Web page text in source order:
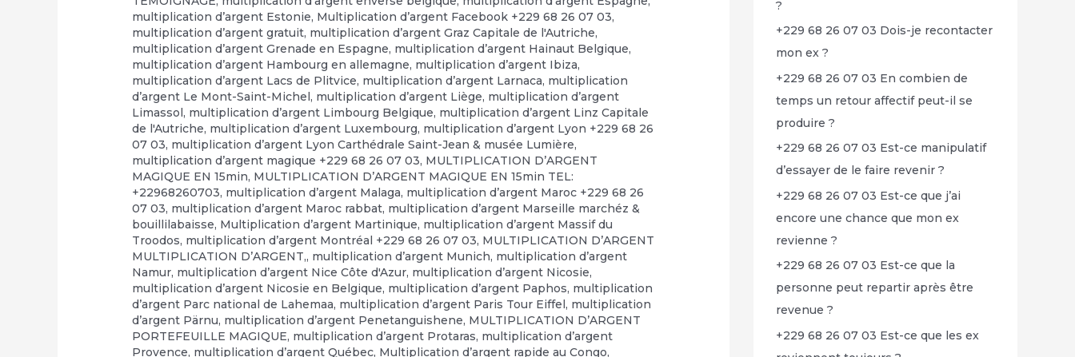
multiplication d’argent Estonie, Multiplication d’argent Facebook +229 68 26 07 03,
multiplication d’argent gratuit, multiplication d’argent Graz Capitale de l'Autriche,
multiplication d’argent Grenade en Espagne, multiplication d’argent Hainaut Belgique,
multiplication d’argent Hambourg en allemagne, multiplication d’argent Ibiza,
multiplication d’argent Lacs de Plitvice, multiplication d’argent Larnaca, multiplication
d’argent Le Mont-Saint-Michel, multiplication d’argent Liège, multiplication d’argent
Limassol, multiplication d’argent Limbourg Belgique, multiplication d’argent Linz Capitale
de l'Autriche, multiplication d’argent Luxembourg, multiplication d’argent Lyon +229 68 26
07 03, multiplication d’argent Lyon Carthédrale Saint-Jean & musée Lumière,
multiplication d’argent magique +229 68 26 07 03, MULTIPLICATION D’ARGENT
MAGIQUE EN 15min, MULTIPLICATION D’ARGENT MAGIQUE EN 15min TEL:
+22968260703, multiplication d’argent Malaga, multiplication d’argent Maroc +229 68 26
07 03, multiplication d’argent Maroc rabbat, multiplication d’argent Marseille marchéz &
bouillilabaisse, Multiplication d’argent Martinique, multiplication d’argent Massif du
Troodos, multiplication d’argent Montréal +229 68 26 07 03, MULTIPLICATION D’ARGENT
MULTIPLICATION D’ARGENT,, multiplication d’argent Munich, multiplication d’argent
Namur, multiplication d’argent Nice Côte d'Azur, multiplication d’argent Nicosie,
multiplication d’argent Nicosie en Belgique, multiplication d’argent Paphos, multiplication
d’argent Parc national de Lahemaa, multiplication d’argent Paris Tour Eiffel, multiplication
d’argent Pärnu, multiplication d’argent Penetanguishene, MULTIPLICATION D’ARGENT
PORTEFEUILLE MAGIQUE, multiplication d’argent Protaras, multiplication d’argent
Provence, multiplication d’argent Québec, Multiplication d’argent rapide au Congo,
?
+229 68 26 07 03 Dois-je recontacter
mon ex ?
+229 68 26 07 03 En combien de
temps un retour affectif peut-il se
produire ?
+229 68 26 07 03 Est-ce manipulatif
d’essayer de le faire revenir ?
+229 68 26 07 03 Est-ce que j’ai
encore une chance que mon ex
revienne ?
+229 68 26 07 03 Est-ce que la
personne peut repartir après être
revenue ?
+229 68 26 07 03 Est-ce que les ex